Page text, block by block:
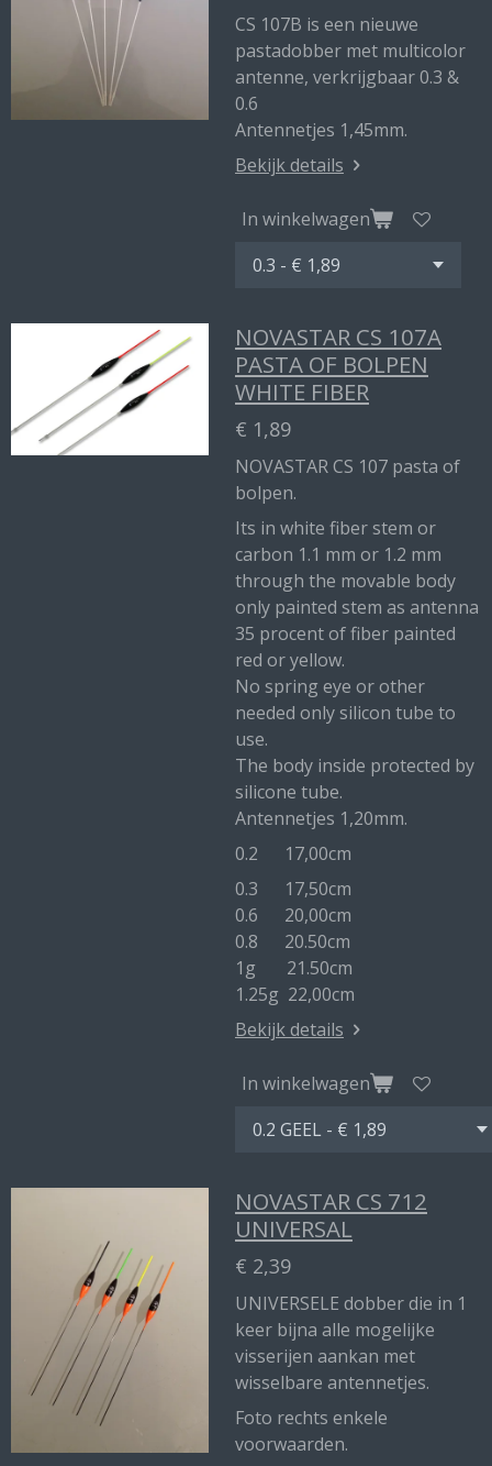
CS 107B is een nieuwe
pastadobber met multicolor
antenne, verkrijgbaar 0.3 &
0.6
Antennetjes 1,45mm.
Bekijk details
In winkelwagen
NOVASTAR CS 107A
PASTA OF BOLPEN
WHITE FIBER
€ 1,89
NOVASTAR CS 107 pasta of
bolpen.
Its in white fiber stem or
carbon 1.1 mm or 1.2 mm
through the movable body
only painted stem as antenna
35 procent of fiber painted
red or yellow.
No spring eye or other
needed only silicon tube to
use.
The body inside protected by
silicone tube.
Antennetjes 1,20mm.
0.2 17,00cm
0.3 17,50cm
0.6 20,00cm
0.8 20.50cm
1g 21.50cm
1.25g 22,00cm
Bekijk details
In winkelwagen
NOVASTAR CS 712
UNIVERSAL
€ 2,39
UNIVERSELE dobber die in 1
keer bijna alle mogelijke
visserijen aankan met
wisselbare antennetjes.
Foto rechts enkele
voorwaarden.